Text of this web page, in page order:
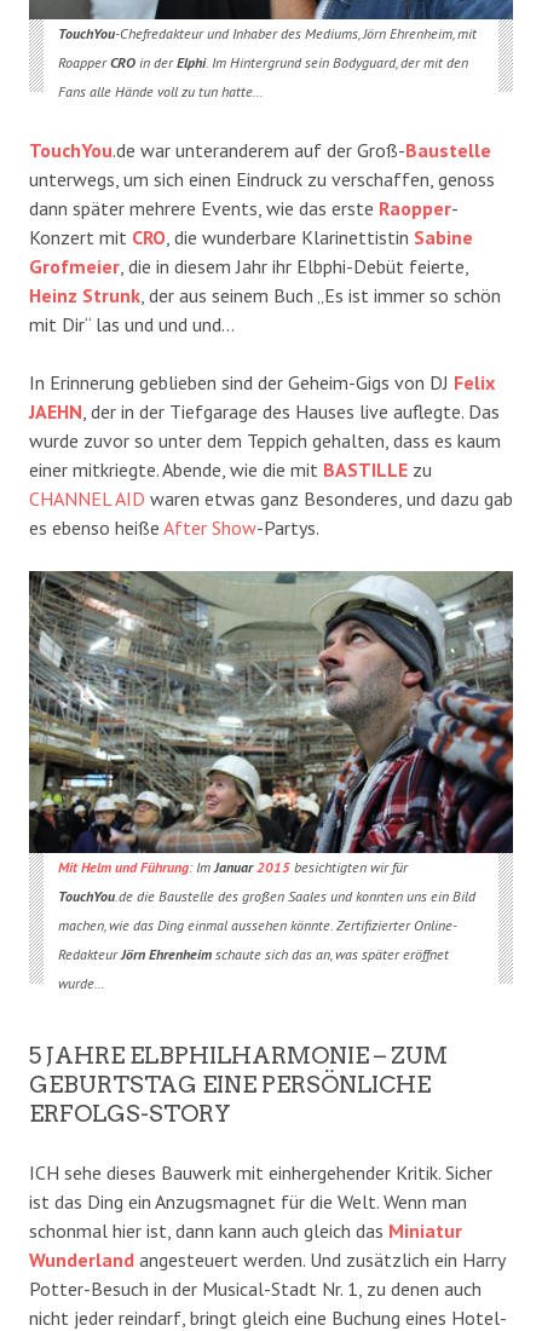
TouchYou-Chefredakteur und Inhaber des Mediums, Jörn Ehrenheim, mit
RoapperCROin derElphi. Im Hintergrund sein Bodyguard, der mit den
Fans alle Hände voll zu tun hatte…
TouchYou.de war unteranderem auf der Groß-Baustelle
unterwegs, um sich einen Eindruck zu verschaffen, genoss
dann später mehrere Events, wie das erste Raopper-
Konzert mit CRO , die wunderbare Klarinettistin Sabine
Grofmeier , die in diesem Jahr ihr Elbphi-Debüt feierte,
Heinz Strunk , der aus seinem Buch „Es ist immer so schön
mit Dir“ las und und und…
In Erinnerung geblieben sind der Geheim-Gigs von DJ Felix
JAEHN , der in der Tiefgarage des Hauses live auflegte. Das
wurde zuvor so unter dem Teppich gehalten, dass es kaum
einer mitkriegte. Abende, wie die mit BASTILLE zu
CHANNEL AID waren etwas ganz Besonderes, und dazu gab
es ebenso heiße After Show-Partys.
Mit Helm und Führung: Im Januar 2015besichtigten wir für
TouchYou.de die Baustelle des großen Saales und konnten uns ein Bild
machen, wie das Ding einmal aussehen könnte. Zertifizierter Online-
RedakteurJörn Ehrenheimschaute sich das an, was später eröffnet
wurde…
5 JAHRE ELBPHILHARMONIE – ZUM
GEBURTSTAG EINE PERSÖNLICHE
ERFOLGS-STORY
ICH sehe dieses Bauwerk mit einhergehender Kritik. Sicher
ist das Ding ein Anzugsmagnet für die Welt. Wenn man
schonmal hier ist, dann kann auch gleich das Miniatur
Wunderland angesteuert werden. Und zusätzlich ein Harry
Potter-Besuch in der Musical-Stadt Nr. 1, zu denen auch
nicht jeder reindarf, bringt gleich eine Buchung eines Hotel-